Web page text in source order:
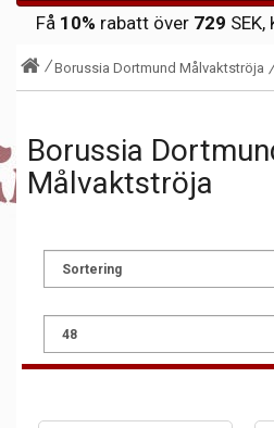
Få 10% rabatt över 729
Borussia Dortmund Målvaktströja
Borussia
Målvaktströja